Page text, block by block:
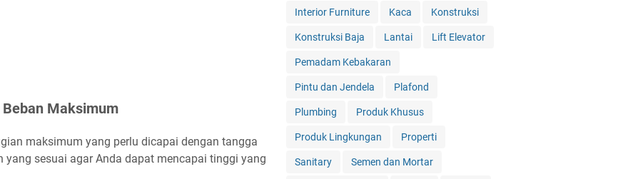
Maksimum
maksimum yang perlu dicapai dengan tangga
sesuai agar Anda dapat mencapai tinggi yang
Interior Furniture Kaca Konstruksi
Konstruksi Baja Lantai Lift Elevator
Pemadam Kebakaran
Pintu dan Jendela Plafond
Plumbing Produk Khusus
Produk Lingkungan Properti
Sanitary Semen dan Mortar